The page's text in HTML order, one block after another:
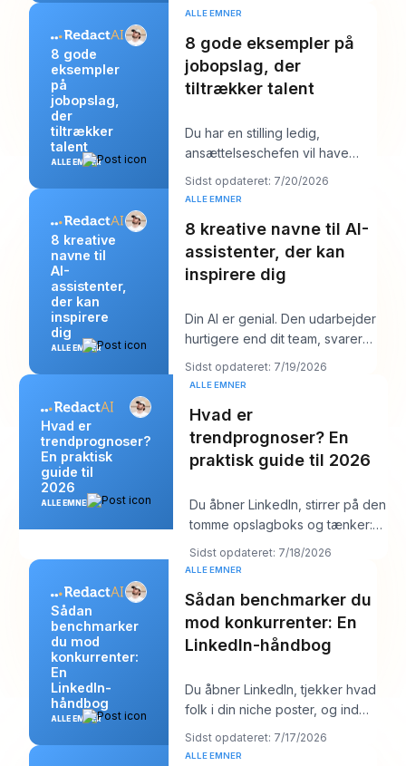
8 gode
eksempler
på
jobopslag,
der
tiltrækker
talent
ALLE EMNER
ALLE EMNER
8 gode eksempler på
jobopslag, der
tiltrækker talent
Du har en stilling ledig,
ansættelseschefen vil have
“stærke kandidater inden
næste uge,” og din job
Sidst opdateret: 7/20/2026
8 kreative
navne til
AI-
assistenter,
der kan
inspirere
dig
ALLE EMNER
ALLE EMNER
8 kreative navne til AI-
assistenter, der kan
inspirere dig
Din AI er genial. Den udarbejder
hurtigere end dit team, svarer
klart og lyder måske endda
overraske
Sidst opdateret: 7/19/2026
Hvad er
trendprognoser?
En praktisk
guide til
2026
ALLE EMNER
ALLE EMNER
Hvad er
trendprognoser? En
praktisk guide til 2026
Du åbner LinkedIn, stirrer på den
tomme opslagboks og tænker:
“Hvad går min målgruppe
egentlig op i
Sidst opdateret: 7/18/2026
Sådan
benchmarker
du mod
konkurrenter:
En
LinkedIn-
håndbog
ALLE EMNER
ALLE EMNER
Sådan benchmarker du
mod konkurrenter: En
LinkedIn-håndbog
Du åbner LinkedIn, tjekker hvad
folk i din niche poster, og inden
for ti minutter har du en rodet
me
Sidst opdateret: 7/17/2026
ALLE EMNER